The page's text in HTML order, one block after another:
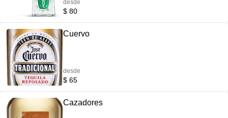
desde
$ 80
Cuervo
desde
$ 65
Cazadores